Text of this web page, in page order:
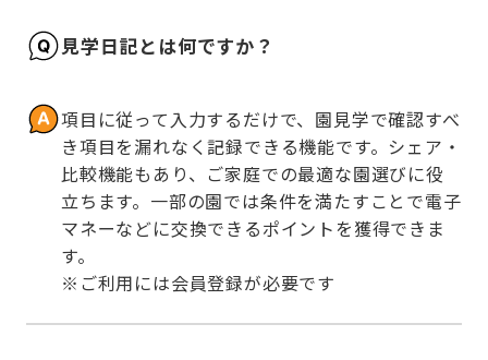
見学日記とは何ですか？
項目に従って入力するだけで、園見学で確認すべ
き項目を漏れなく記録できる機能です。シェア・
比較機能もあり、ご家庭での最適な園選びに役
立ちます。一部の園では条件を満たすことで電子
マネーなどに交換できるポイントを獲得できま
す。
※ご利用には会員登録が必要です